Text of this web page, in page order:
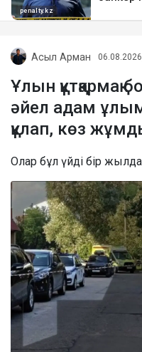
Асыл Арман
Ұлын құтқармақ
әйел адам
құлап, көз
Олар бұл үйді бір